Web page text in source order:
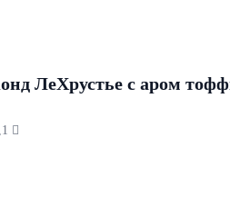
ЛеХрустье с аром
